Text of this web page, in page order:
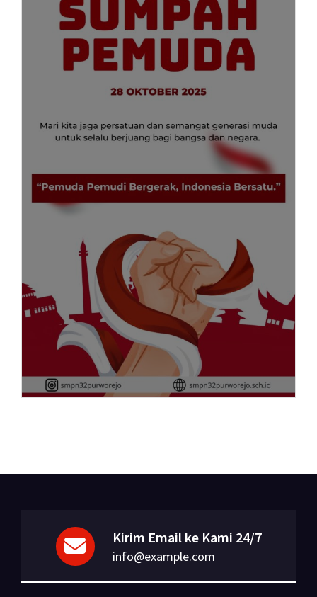
Kirim Email ke Kami 24/7
info@example.com